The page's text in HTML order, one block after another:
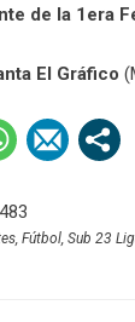
de la 1era
El Gráfico
483
, Fútbol, Sub 23